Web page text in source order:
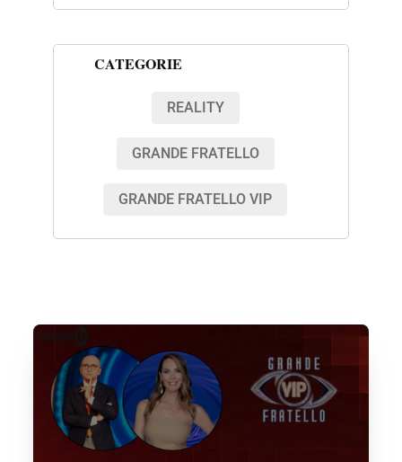
CATEGORIE
REALITY
GRANDE FRATELLO
GRANDE FRATELLO VIP